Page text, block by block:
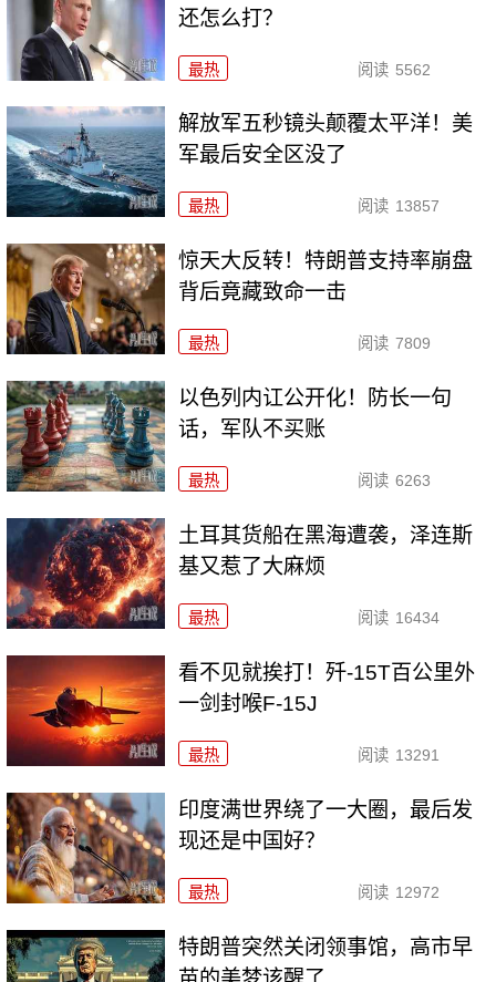
还怎么打？
最热 阅读 5562
解放军五秒镜头颠覆太平洋！美
军最后安全区没了
最热 阅读 13857
惊天大反转！特朗普支持率崩盘
背后竟藏致命一击
最热 阅读 7809
以色列内讧公开化！防长一句
话，军队不买账
最热 阅读 6263
土耳其货船在黑海遭袭，泽连斯
基又惹了大麻烦
最热 阅读 16434
看不见就挨打！歼-15T百公里外
一剑封喉F-15J
最热 阅读 13291
印度满世界绕了一大圈，最后发
现还是中国好？
最热 阅读 12972
特朗普突然关闭领事馆，高市早